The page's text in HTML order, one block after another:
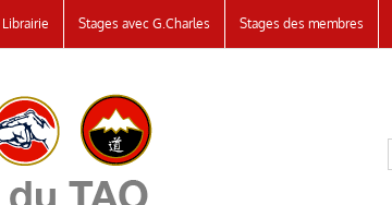
Librairie Stages avec G.Charles Stages des membres